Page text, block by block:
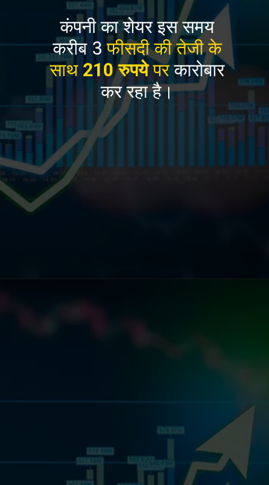
कंपनी का शेयर इस समय
करीब 3 फीसदी की तेजी के
साथ 210 रुपयेपरकारोबार
कर रहा है।